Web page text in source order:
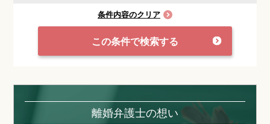
条件内容のクリア
この条件で検索する
離婚弁護士の想い